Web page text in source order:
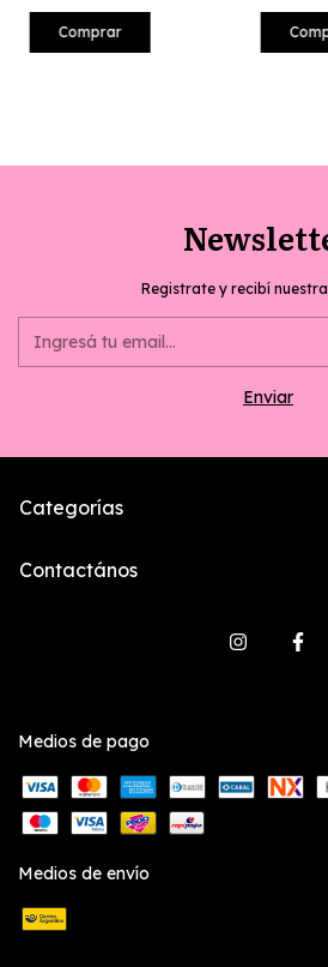
Comprar
Registrate y recibí
Categorías
Contactános
Medios de pago
Medios de envío